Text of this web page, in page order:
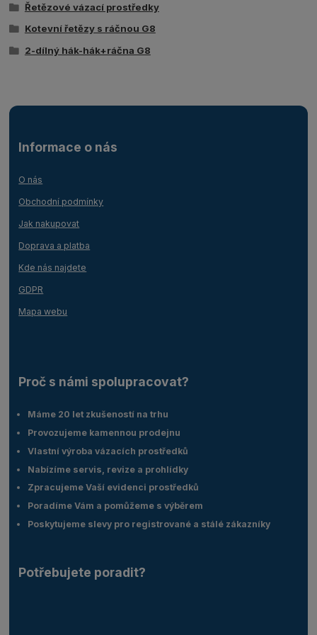
Řetězové vázací prostředky
Kotevní řetězy s ráčnou G8
2-dílný hák-hák+ráčna G8
Informace o nás
O nás
Obchodní podmínky
Jak nakupovat
Doprava a platba
Kde nás najdete
GDPR
Mapa webu
Proč s námi spolupracovat?
Máme 20 let zkušeností na trhu
Provozujeme kamennou prodejnu
Vlastní výroba vázacích prostředků
Nabízíme servis, revize a prohlídky
Zpracujeme Vaší evidenci prostředků
Poradíme Vám a pomůžeme s výběrem
Poskytujeme slevy pro registrované a stálé zákazníky
Potřebujete poradit?